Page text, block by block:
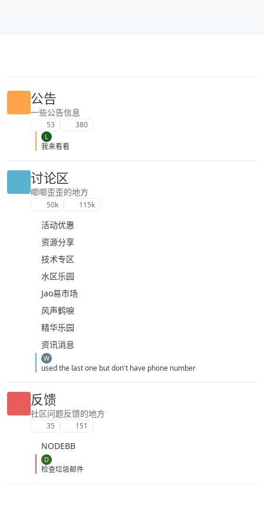
公告
一些公告信息
53 380
L
我来看看
讨论区
唧唧歪歪的地方
50k 115k
活动优惠
资源分享
技术专区
水区乐园
Jao易市场
风声鹤唳
精华乐园
资讯消息
W
used the last one but don't have phone number
反馈
社区问题反馈的地方
35 151
NODEBB
D
检查垃圾邮件